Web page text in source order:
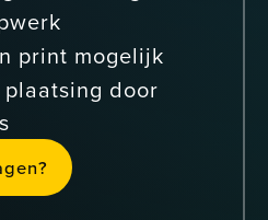
print mogelijk
door
aanvragen?
gen?